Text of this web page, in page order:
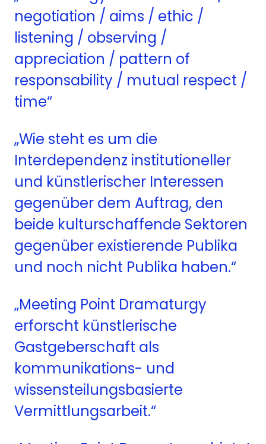
negotiation / aims / ethic /
listening / observing /
appreciation / pattern of
responsability / mutual respect /
time“
„Wie steht es um die
Interdependenz institutioneller
und künstlerischer Interessen
gegenüber dem Auftrag, den
beide kulturschaffende Sektoren
gegenüber existierende Publika
und noch nicht Publika haben.“
„Meeting Point Dramaturgy
erforscht künstlerische
Gastgeberschaft als
kommunikations- und
wissensteilungsbasierte
Vermittlungsarbeit.“